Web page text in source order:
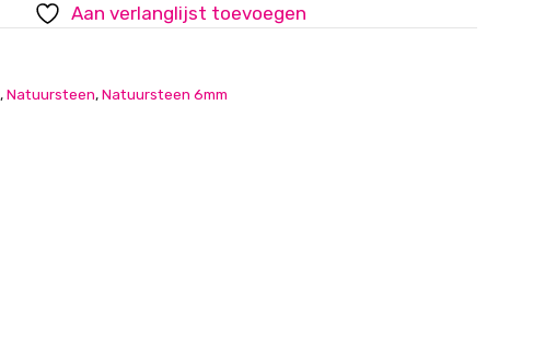
Aan verlanglijst toevoegen
,Natuursteen,Natuursteen 6mm